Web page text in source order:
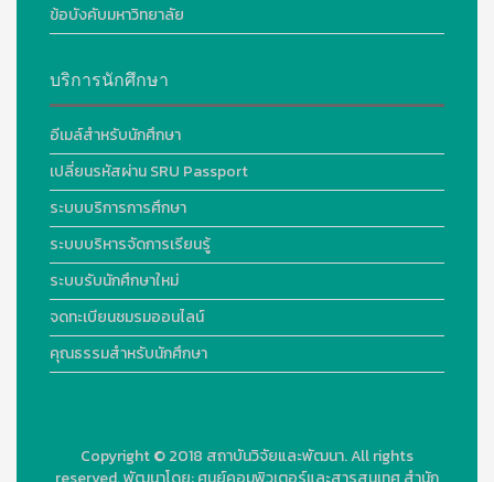
ข้อบังคับมหาวิทยาลัย
บริการนักศึกษา
อีเมล์สำหรับนักศึกษา
เปลี่ยนรหัสผ่าน SRU Passport
ระบบบริการการศึกษา
ระบบบริหารจัดการเรียนรู้
ระบบรับนักศึกษาใหม่
จดทะเบียนชมรมออนไลน์
คุณธรรมสำหรับนักศึกษา
Copyright © 2018 สถาบันวิจัยและพัฒนา. All rights